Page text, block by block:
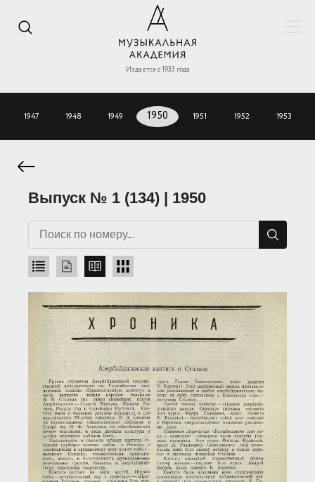
Издается с 1933 года
1947 1948 1949 1950 1951 1952 1953
Выпуск № 1 (134) | 1950
Загрузка...